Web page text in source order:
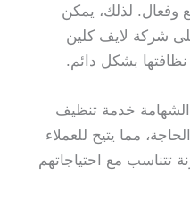
وفعال. لذلك، يمكن
شركة لايف كلين
بشكل دائم.
خدمة تنظيف
مما يتيح للعملاء
مع احتياجاتهم